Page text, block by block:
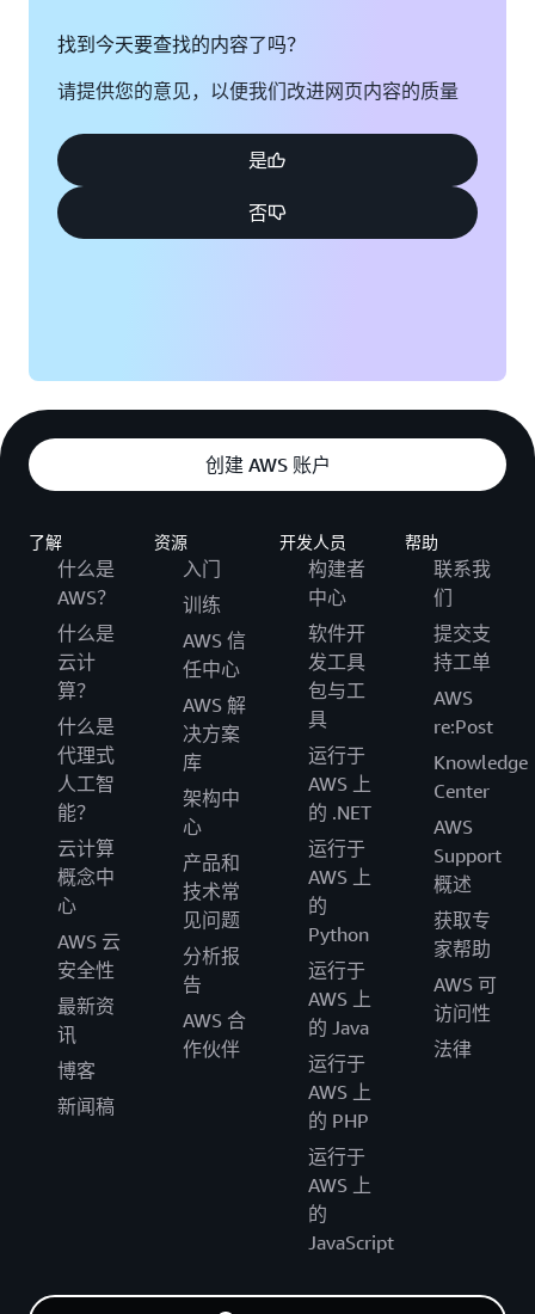
找到今天要查找的内容了吗？
请提供您的意见，以便我们改进网页内容的质量
是
否
创建 AWS 账户
了解
什么是
AWS？
什么是
云计
算？
什么是
代理式
人工智
能？
云计算
概念中
心
AWS 云
安全性
最新资
讯
博客
新闻稿
资源
入门
训练
AWS 信
任中心
AWS 解
决方案
库
架构中
心
产品和
技术常
见问题
分析报
告
AWS 合
作伙伴
开发人员
构建者
中心
软件开
发工具
包与工
具
运行于
AWS 上
的 .NET
运行于
AWS 上
的
Python
运行于
AWS 上
的 Java
运行于
AWS 上
的 PHP
运行于
AWS 上
的
JavaScript
帮助
联系我
们
提交支
持工单
AWS
re:Post
Knowledge
Center
AWS
Support
概述
获取专
家帮助
AWS 可
访问性
法律